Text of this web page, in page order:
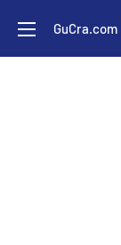
テ
GuCra.com